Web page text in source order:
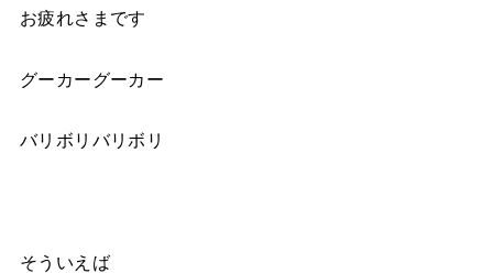
お疲れさまです
グーカーグーカー
バリボリバリボリ
そういえば